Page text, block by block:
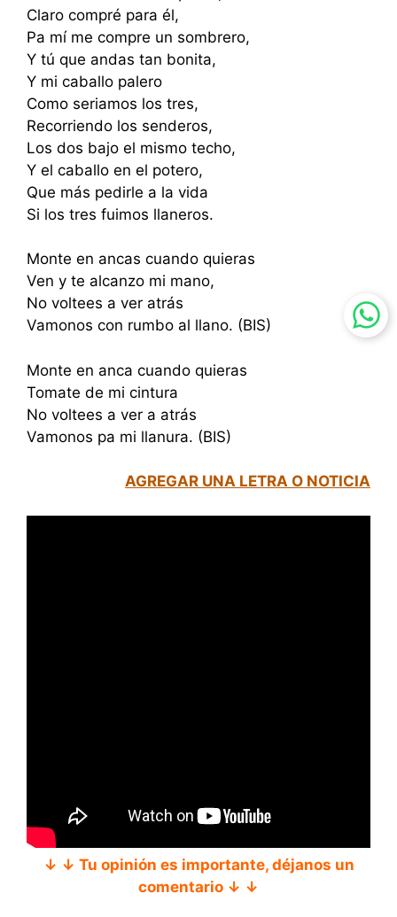
Claro compré para él,
Pa mí me compre un sombrero,
Y tú que andas tan bonita,
Y mi caballo palero
Como seriamos los tres,
Recorriendo los senderos,
Los dos bajo el mismo techo,
Y el caballo en el potero,
Que más pedirle a la vida
Si los tres fuimos llaneros.
Monte en ancas cuando quieras
Ven y te alcanzo mi mano,
No voltees a ver atrás
Vamonos con rumbo al llano. (BIS)
Monte en anca cuando quieras
Tomate de mi cintura
No voltees a ver a atrás
Vamonos pa mi llanura. (BIS)
AGREGAR UNA LETRA O NOTICIA
↓ ↓ Tu opinión es importante, déjanos un
comentario ↓ ↓